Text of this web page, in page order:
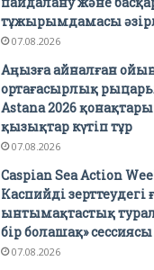
тұжырымдамасы
07.08.2026
Аңызға айналған
ортағасырлық
Astana 2026
қызықтар күтіп тұр
07.08.2026
Caspian Sea Action
Каспийді
ынтымақтастық
бір болашақ» сессиясы
07.08.2026